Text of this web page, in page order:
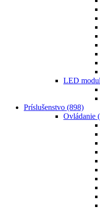
LED
Príslušenstvo (898)
Ovládanie